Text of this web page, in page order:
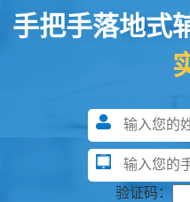
手把手落地式
验证码：